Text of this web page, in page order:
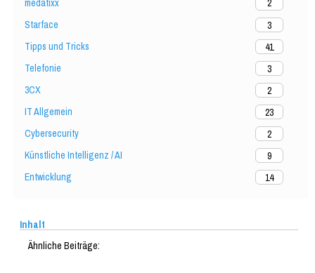
medatixx
2
Starface
3
Tipps und Tricks
41
Telefonie
3
3CX
2
IT Allgemein
23
Cybersecurity
2
Künstliche Intelligenz / AI
9
Entwicklung
14
Inhalt
Ähnliche Beiträge: